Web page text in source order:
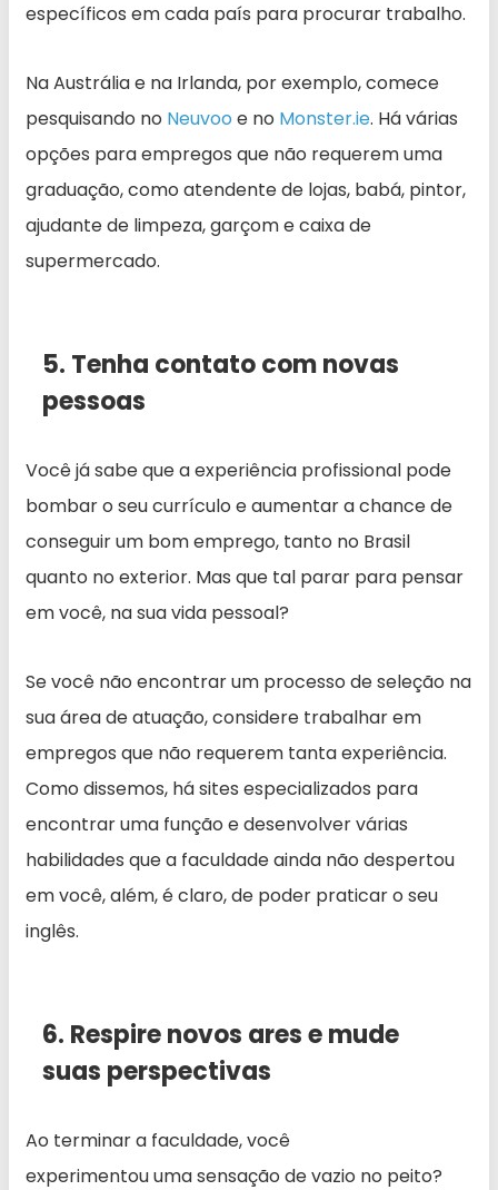
específicos em cada país para procurar trabalho.
Na Austrália e na Irlanda, por exemplo, comece
pesquisando no Neuvoo e no Monster.ie. Há várias
opções para empregos que não requerem uma
graduação, como atendente de lojas, babá, pintor,
ajudante de limpeza, garçom e caixa de
supermercado.
5. Tenha contato com novas
pessoas
Você já sabe que a experiência profissional pode
bombar o seu currículo e aumentar a chance de
conseguir um bom emprego, tanto no Brasil
quanto no exterior. Mas que tal parar para pensar
em você, na sua vida pessoal?
Se você não encontrar um processo de seleção na
sua área de atuação, considere trabalhar em
empregos que não requerem tanta experiência.
Como dissemos, há sites especializados para
encontrar uma função e desenvolver várias
habilidades que a faculdade ainda não despertou
em você, além, é claro, de poder praticar o seu
inglês.
6. Respire novos ares e mude
suas perspectivas
Ao terminar a faculdade, você
experimentou uma sensação de vazio no peito?